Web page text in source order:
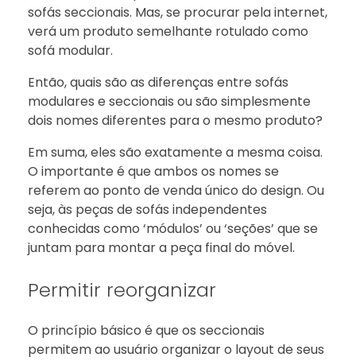
sofás seccionais. Mas, se procurar pela internet,
verá um produto semelhante rotulado como
sofá modular.
Então, quais são as diferenças entre sofás
modulares e seccionais ou são simplesmente
dois nomes diferentes para o mesmo produto?
Em suma, eles são exatamente a mesma coisa.
O importante é que ambos os nomes se
referem ao ponto de venda único do design. Ou
seja, às peças de sofás independentes
conhecidas como ‘módulos’ ou ‘seções’ que se
juntam para montar a peça final do móvel.
Permitir reorganizar
O princípio básico é que os seccionais
permitem ao usuário organizar o layout de seus